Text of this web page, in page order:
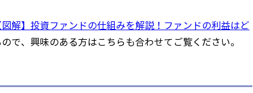
図解】投資ファンドの仕組みを解説！ファンドの利益はど
で、興味のある方はこちらも合わせてご覧ください。